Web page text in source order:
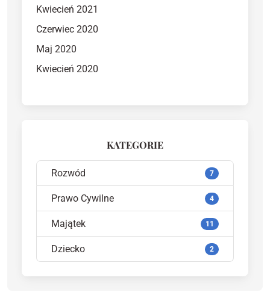
Kwiecień 2021
Czerwiec 2020
Maj 2020
Kwiecień 2020
KATEGORIE
Rozwód 7
Prawo Cywilne 4
Majątek 11
Dziecko 2